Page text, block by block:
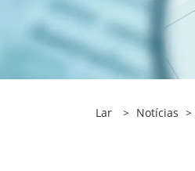
Lar > Notícias >